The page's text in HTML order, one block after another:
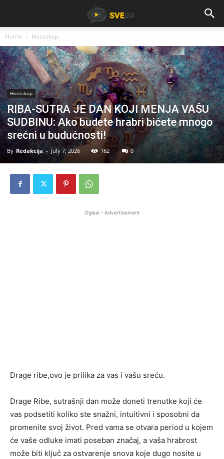
Home Horoskop
Horoskop
RIBA-SUTRA JE DAN KOJI MENJA VAŠU
SUDBINU: Ako budete hrabri bićete mnogo
srećni u budućnosti!
By Redakcija - July 7, 2026 162 0
Oglasi - Advertisement
Drage ribe,ovo je prilika za vas i vašu sreću.
Drage Ribe, sutrašnji dan može doneti trenutke koji će
vas podsetiti koliko ste snažni, intuitivni i sposobni da
promenite svoj život. Pred vama se otvara period u kojem
će vaše odluke imati poseban značaj, a vaša hrabrost
može biti ključ za ostvarenje snova koje dugo nosite u